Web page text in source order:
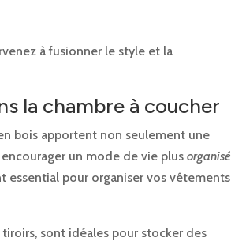
à fusionner le style et la
la chambre à coucher
bois apportent non seulement une
un mode de vie plusorganisé
essential pour organiser vos vêtements
sont idéales pour stocker des